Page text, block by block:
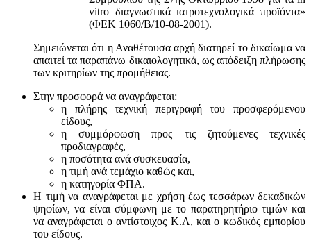
vitro διαγνωστικά ιατροτεχνολογικά προϊόντα»
(ΦΕΚ 1060/Β/10-08-2001).
Σημειώνεται ότι η Αναθέτουσα αρχή διατηρεί το δικαίωμα να
απαιτεί τα παραπάνω δικαιολογητικά, ως απόδειξη πλήρωσης
των κριτηρίων της προμήθειας.
Στην προσφορά να αναγράφεται:
η πλήρης τεχνική περιγραφή του προσφερόμενου
είδους,
η συμμόρφωση προς τις ζητούμενες τεχνικές
προδιαγραφές,
η ποσότητα ανά συσκευασία,
η τιμή ανά τεμάχιο καθώς και,
η κατηγορία ΦΠΑ.
Η τιμή να αναγράφεται με χρήση έως τεσσάρων δεκαδικών
ψηφίων, να είναι σύμφωνη με το παρατηρητήριο τιμών και
να αναγράφεται ο αντίστοιχος Κ.Α, και ο κωδικός εμπορίου
του είδους.